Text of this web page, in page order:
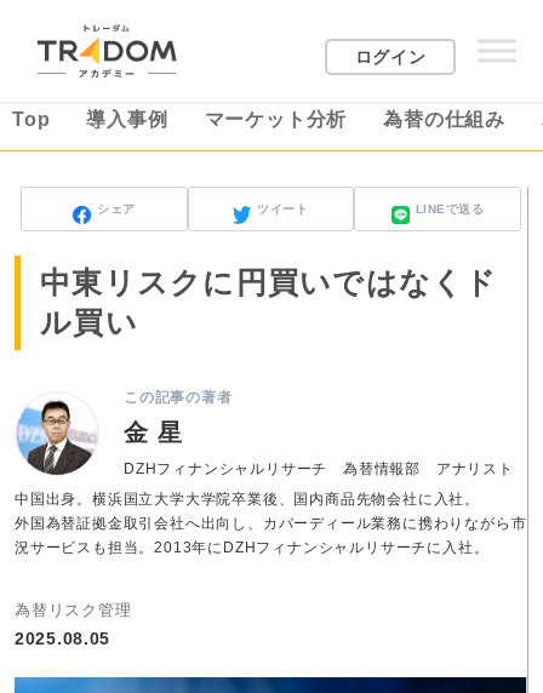
ログイン
Top 導入事例 マーケット分析 為替の仕組み
シェア ツイート LINEで送る
中東リスクに円買いではなくド
ル買い
この記事の著者
金 星
DZHフィナンシャルリサーチ 為替情報部 アナリスト
中国出身。横浜国立大学大学院卒業後、国内商品先物会社に入社。
外国為替証拠金取引会社へ出向し、カバーディール業務に携わりながら市
況サービスも担当。2013年にDZHフィナンシャルリサーチに入社。
為替リスク管理
2025.08.05